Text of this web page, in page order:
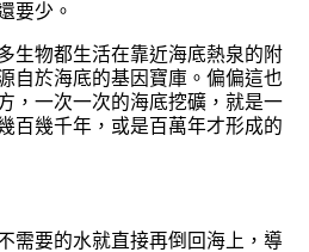
要少。
生物都生活在靠近海底熱泉的附
自於海底的基因寶庫。偏偏這也
，一次一次的海底挖礦，就是一
百幾千年，或是百萬年才形成的
需要的水就直接再倒回海上，導